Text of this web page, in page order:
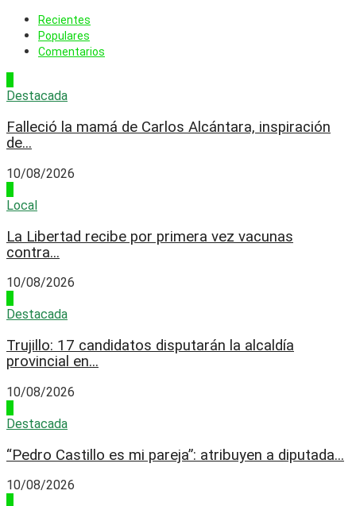
Recientes
Populares
Comentarios
Destacada
Falleció la mamá de Carlos Alcántara, inspiración
de...
10/08/2026
Local
La Libertad recibe por primera vez vacunas
contra...
10/08/2026
Destacada
Trujillo: 17 candidatos disputarán la alcaldía
provincial en...
10/08/2026
Destacada
“Pedro Castillo es mi pareja”: atribuyen a diputada...
10/08/2026